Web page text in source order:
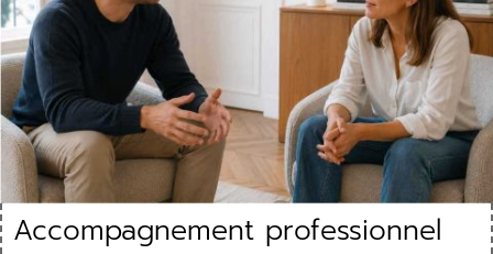
Accompagnement professionnel